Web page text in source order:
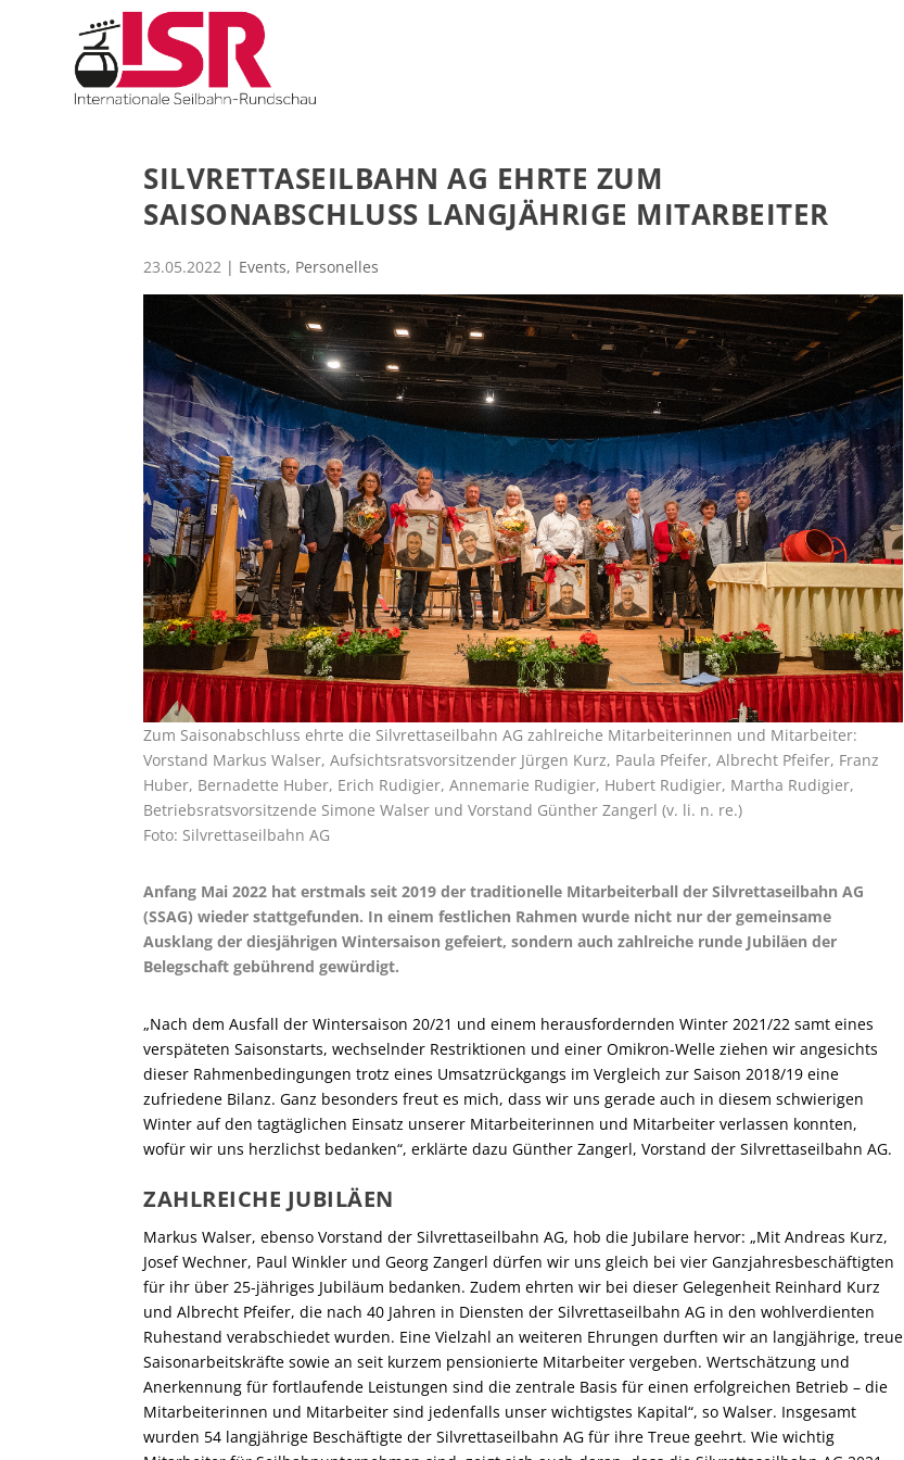
SILVRETTASEILBAHN AG EHRTE ZUM
SAISONABSCHLUSS LANGJÄHRIGE MITARBEITER
23.05.2022 | Events, Personelles
Zum Saisonabschluss ehrte die Silvrettaseilbahn AG zahlreiche Mitarbeiterinnen und Mitarbeiter:
Vorstand Markus Walser, Aufsichtsratsvorsitzender Jürgen Kurz, Paula Pfeifer, Albrecht Pfeifer, Franz
Huber, Bernadette Huber, Erich Rudigier, Annemarie Rudigier, Hubert Rudigier, Martha Rudigier,
Betriebsratsvorsitzende Simone Walser und Vorstand Günther Zangerl (v. li. n. re.)
Foto: Silvrettaseilbahn AG
Anfang Mai 2022 hat erstmals seit 2019 der traditionelle Mitarbeiterball der Silvrettaseilbahn AG
(SSAG) wieder stattgefunden. In einem festlichen Rahmen wurde nicht nur der gemeinsame
Ausklang der diesjährigen Wintersaison gefeiert, sondern auch zahlreiche runde Jubiläen der
Belegschaft gebührend gewürdigt.
„Nach dem Ausfall der Wintersaison 20/21 und einem herausfordernden Winter 2021/22 samt eines
verspäteten Saisonstarts, wechselnder Restriktionen und einer Omikron-Welle ziehen wir angesichts
dieser Rahmenbedingungen trotz eines Umsatzrückgangs im Vergleich zur Saison 2018/19 eine
zufriedene Bilanz. Ganz besonders freut es mich, dass wir uns gerade auch in diesem schwierigen
Winter auf den tagtäglichen Einsatz unserer Mitarbeiterinnen und Mitarbeiter verlassen konnten,
wofür wir uns herzlichst bedanken“, erklärte dazu Günther Zangerl, Vorstand der Silvrettaseilbahn AG.
ZAHLREICHE JUBILÄEN
Markus Walser, ebenso Vorstand der Silvrettaseilbahn AG, hob die Jubilare hervor: „Mit Andreas Kurz,
Josef Wechner, Paul Winkler und Georg Zangerl dürfen wir uns gleich bei vier Ganzjahresbeschäftigten
für ihr über 25-jähriges Jubiläum bedanken. Zudem ehrten wir bei dieser Gelegenheit Reinhard Kurz
und Albrecht Pfeifer, die nach 40 Jahren in Diensten der Silvrettaseilbahn AG in den wohlverdienten
Ruhestand verabschiedet wurden. Eine Vielzahl an weiteren Ehrungen durften wir an langjährige, treue
Saisonarbeitskräfte sowie an seit kurzem pensionierte Mitarbeiter vergeben. Wertschätzung und
Anerkennung für fortlaufende Leistungen sind die zentrale Basis für einen erfolgreichen Betrieb – die
Mitarbeiterinnen und Mitarbeiter sind jedenfalls unser wichtigstes Kapital“, so Walser. Insgesamt
wurden 54 langjährige Beschäftigte der Silvrettaseilbahn AG für ihre Treue geehrt. Wie wichtig